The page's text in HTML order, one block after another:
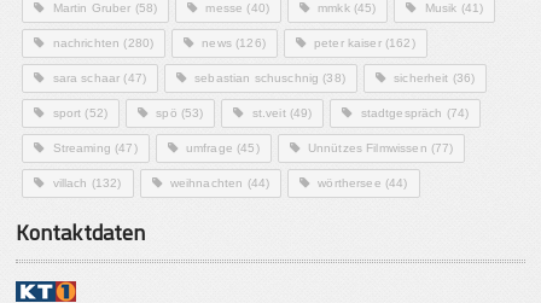
Martin Gruber (58) messe (40) mmkk(45) Musik (41)
nachrichten (280) news(126) peter kaiser(162)
sara schaar (47) sebastian schuschnig (38) sicherheit (36)
sport (52) spö (53) st.veit(49) stadtgespräch (74)
Streaming (47) umfrage (45) Unnützes Filmwissen (77)
villach (132) weihnachten (44) wörthersee (44)
Kontaktdaten